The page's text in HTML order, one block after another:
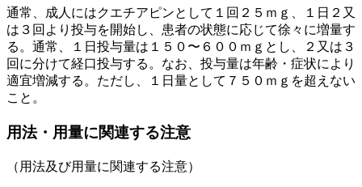
通常、成人にはクエチアピンとして１回２５ｍｇ、１日２又
は３回より投与を開始し、患者の状態に応じて徐々に増量す
る。通常、１日投与量は１５０〜６００ｍｇとし、２又は３
回に分けて経口投与する。なお、投与量は年齢・症状により
適宜増減する。ただし、１日量として７５０ｍｇを超えない
こと。
用法・用量に関連する注意
（用法及び用量に関連する注意）